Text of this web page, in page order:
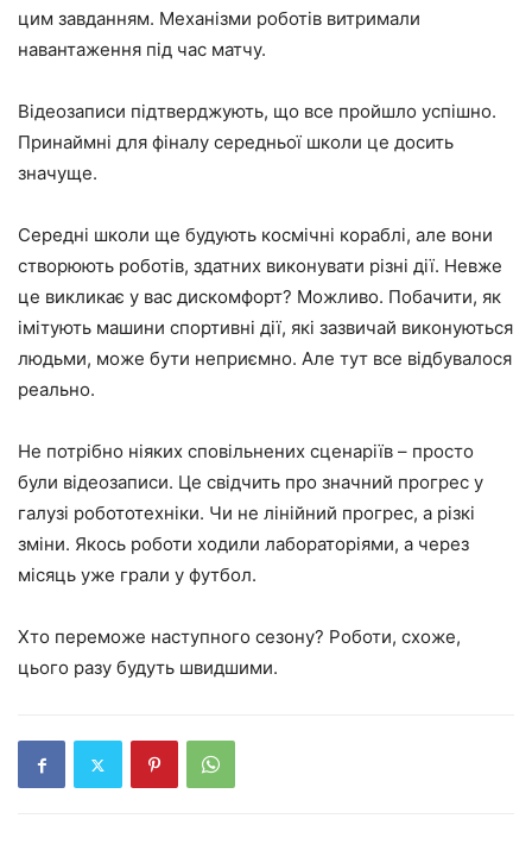
цим завданням. Механізми роботів витримали
навантаження під час матчу.
Відеозаписи підтверджують, що все пройшло успішно.
Принаймні для фіналу середньої школи це досить
значуще.
Середні школи ще будують космічні кораблі, але вони
створюють роботів, здатних виконувати різні дії. Невже
це викликає у вас дискомфорт? Можливо. Побачити, як
імітують машини спортивні дії, які зазвичай виконуються
людьми, може бути неприємно. Але тут все відбувалося
реально.
Не потрібно ніяких сповільнених сценаріїв – просто
були відеозаписи. Це свідчить про значний прогрес у
галузі робототехніки. Чи не лінійний прогрес, а різкі
зміни. Якось роботи ходили лабораторіями, а через
місяць уже грали у футбол.
Хто переможе наступного сезону? Роботи, схоже,
цього разу будуть швидшими.